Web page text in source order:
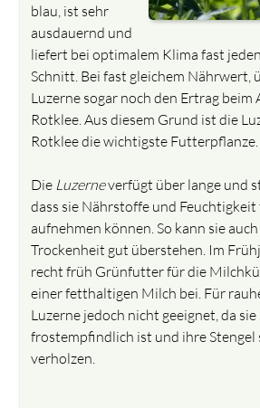
blau, ist sehr
ausdauernd und
liefert bei optimalem Klima fast
Schnitt. Bei fast gleichem Nährwert,
Luzerne sogar noch den Ertrag beim
Rotklee. Aus diesem Grund ist die
Rotklee die wichtigste Futterpflanze.
Die Luzerneverfügt über lange und
dass sie Nährstoffe und Feuchtigkeit
aufnehmen können. So kann sie
Trockenheit gut überstehen. Im
recht früh Grünfutter für die
einer fetthaltigen Milch bei. Für
Luzerne jedoch nicht geeignet, da sie
frostempfindlich ist und ihre Stengel
verholzen.